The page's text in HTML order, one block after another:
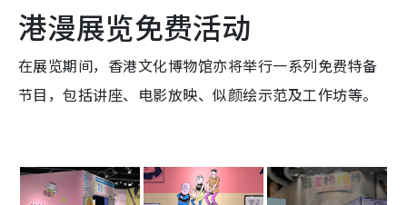
港漫展览免费活动
在展览期间，香港文化博物馆亦将举行一系列免费特备
节目，包括讲座、电影放映、似颜绘示范及工作坊等。